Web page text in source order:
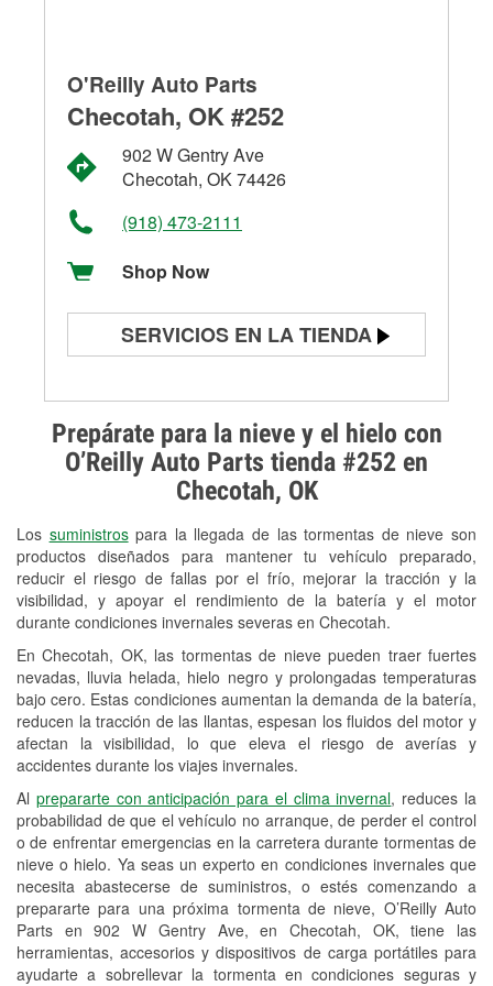
Prepárate para la nieve y el hielo con
O’Reilly Auto Parts tienda #252 en
Checotah, OK
Los suministrospara la llegada de las tormentas de nieve son
productos diseñados para mantener tu vehículo preparado,
reducir el riesgo de fallas por el frío, mejorar la tracción y la
visibilidad, y apoyar el rendimiento de la batería y el motor
durante condiciones invernales severas en Checotah.
En Checotah, OK, las tormentas de nieve pueden traer fuertes
nevadas, lluvia helada, hielo negro y prolongadas temperaturas
bajo cero. Estas condiciones aumentan la demanda de la batería,
reducen la tracción de las llantas, espesan los fluidos del motor y
afectan la visibilidad, lo que eleva el riesgo de averías y
accidentes durante los viajes invernales.
Al prepararte con anticipación para el clima invernal, reduces la
probabilidad de que el vehículo no arranque, de perder el control
o de enfrentar emergencias en la carretera durante tormentas de
nieve o hielo. Ya seas un experto en condiciones invernales que
necesita abastecerse de suministros, o estés comenzando a
prepararte para una próxima tormenta de nieve, O’Reilly Auto
Parts en 902 W Gentry Ave, en Checotah, OK, tiene las
herramientas, accesorios y dispositivos de carga portátiles para
ayudarte a sobrellevar la tormenta en condiciones seguras y
O'Reilly Auto Parts
Checotah, OK #252
902 W Gentry Ave
Checotah, OK 74426
(918) 473-2111
Shop Now
SERVICIOS EN LA TIENDA
Prueba de alternadores y
arrancadores
Revisión de la luz "Check Engine"
Reciclaje de baterías y aceite
Instalación de bombillas de faros
Instalación de limpiaparabrisas
Programa de Préstamo de
Herramientas
Rectificación de tambores y discos de
freno
Mangueras hidráulicas a la medida
Snowstorm Supplies
Tornado Supplies
Conoce más
Idiomas adicionales